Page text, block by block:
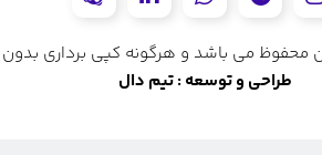
محفوظ می باشد و هرگونه کپی برداری بدون
طراحی و توسعه : تیم دال